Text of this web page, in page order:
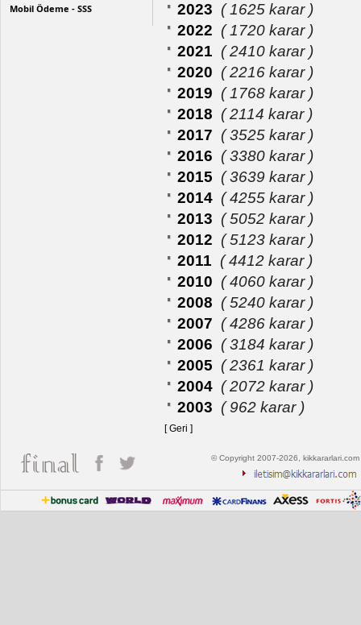
Mobil Ödeme - SSS
2023 ( 1625 karar )
2022 ( 1720 karar )
2021 ( 2410 karar )
2020 ( 2216 karar )
2019 ( 1768 karar )
2018 ( 2114 karar )
2017 ( 3525 karar )
2016 ( 3380 karar )
2015 ( 3639 karar )
2014 ( 4255 karar )
2013 ( 5052 karar )
2012 ( 5123 karar )
2011 ( 4412 karar )
2010 ( 4060 karar )
2008 ( 5240 karar )
2007 ( 4286 karar )
2006 ( 3184 karar )
2005 ( 2361 karar )
2004 ( 2072 karar )
2003 ( 962 karar )
[ Geri ]
© Copyright 2007-2026,